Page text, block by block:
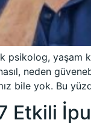
neden
bile yok. Bu
Etkili